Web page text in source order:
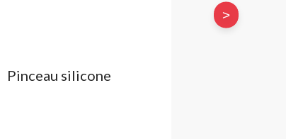
Pinceau silicone
>